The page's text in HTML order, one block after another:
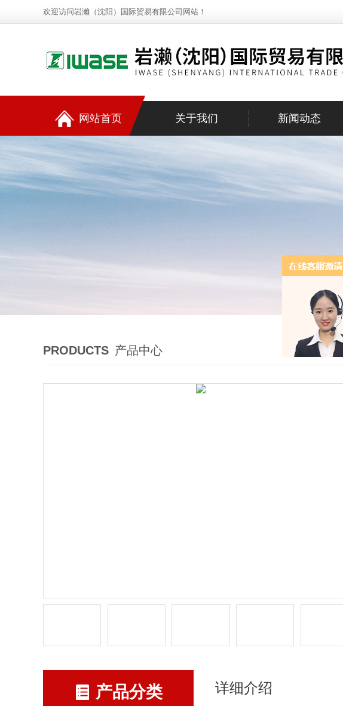
欢迎访问岩濑（沈阳）国际贸易有限公司网站！
网站首页 关于我们 新闻动态
PRODUCTS 产品中心
产品分类 详细介绍